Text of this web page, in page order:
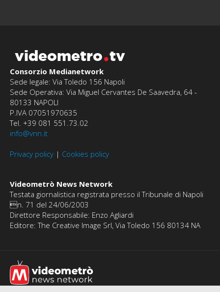
videometro tv
Consorzio Medianetwork
Sede legale: Via Toledo 156 Napoli
Sede Operativa: Via Miguel Cervantes De Saavedra, 64 -
80133 NAPOLI
P.IVA 07051970635
Tel. +39 081 551.73.02
info@vnn.it
Privacy policy | Cookies policy
Videometrò News Network
Testata giornalistica registrata presso il Tribunale di Napoli
n. 71 del 24/06/2003
Direttore Responsabile: Enzo Agliardi
Editore: The Creative Image Srl, Via Toledo 156 80134 NA